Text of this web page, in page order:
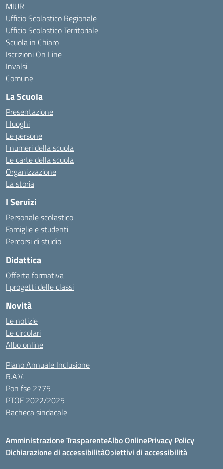
MIUR
Ufficio Scolastico Regionale
Ufficio Scolastico Territoriale
Scuola in Chiaro
Iscrizioni On Line
Invalsi
Comune
La Scuola
Presentazione
I luoghi
Le persone
I numeri della scuola
Le carte della scuola
Organizzazione
La storia
I Servizi
Personale scolastico
Famiglie e studenti
Percorsi di studio
Didattica
Offerta formativa
I progetti delle classi
Novità
Le notizie
Le circolari
Albo online
Piano Annuale Inclusione
R.A.V.
Pon fse 2775
PTOF 2022/2025
Bacheca sindacale
Amministrazione TrasparenteAlbo OnlinePrivacy Policy
Dichiarazione di accessibilitàObiettivi di accessibilità